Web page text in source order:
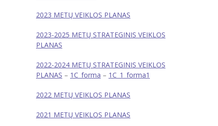
---- Vaikų maitinimo organizavimas
---- Sveikatos stiprinimo programa
---- Vaikų poilsio laikas
---- Kokybės vadybos sistemos diegimas
-- Korupcijos prevencija
2023 METŲ VEIKLOS PLANAS
2023-2025 METŲ STRATEGINIS VEIKLOS
PLANAS
2022-2024 METŲ STRATEGINIS VEIKLOS
PLANAS – 1C_forma – 1C_1_forma1
2022 METŲ VEIKLOS PLANAS
2021 METŲ VEIKLOS PLANAS